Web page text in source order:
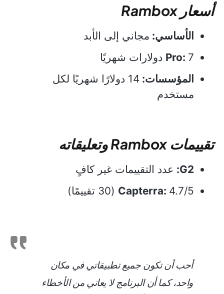
أسعار Rambox
الأساسي: مجاني إلى الأبد
Pro: 7 دولارات شهريًا
المؤسسات:
14 دولارًا شهريًا لكل
مستخدم
تقييمات Rambox وتعليقاته
G2: عدد التقييمات غير كافٍ
Capterra: 4.7/5 (30 تقييمًا)
أحب أن تكون جميع تطبيقاتي في مكان
واحد، كما أن البرنامج لا يعاني من الأخطاء